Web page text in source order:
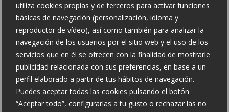
utiliza cookies propias y de terceros para activar funciones
básicas de navegación (personalización, idioma y
reproductor de vídeo), así como también para analizar la
navegación de los usuarios por el sitio web y el uso de los
servicios que en él se ofrecen con la finalidad de mostrarle
publicidad relacionada con sus preferencias, en base a un
perfil elaborado a partir de tus hábitos de navegación.
Puedes aceptar todas las cookies pulsando el botón
“Aceptar todo”, configurarlas a tu gusto o rechazar las no
LUFT.PAPRIKASALAMI
Nährwerte pro 100 g: